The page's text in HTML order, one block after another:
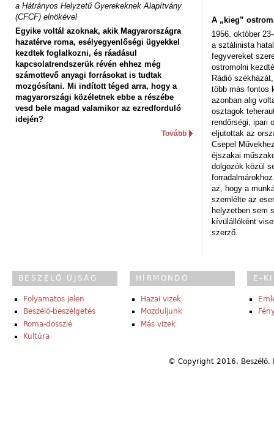
a Hátrányos Helyzetű Gyerekeknek Alapítvány
(CFCF) elnökével
Egyike voltál azoknak, akik Magyarországra
hazatérve roma, esélyegyenlőségi ügyekkel
kezdtek foglalkozni, és ráadásul
kapcsolatrendszerük révén ehhez még
számottevő anyagi forrásokat is tudtak
mozgósítani. Mi indított téged arra, hogy a
magyarországi közéletnek ebbe a részébe
vesd bele magad valamikor az ezredforduló
idején?
Tovább
A „kieg”
1956. október
a sztálinista
fegyvereket
ostromolni
Rádió
több más fontos
azonban alig
osztagok
rendőrségi, ipari
eljutottak az
Csepel
éjszakai
dolgozók közül
az, hogy a
szemlélte az
helyzetben sem
kívülállóként
szerző.
BESZÉLŐ ÚJSÁG
Folyamatos jelen
Beszélő-beszélgetés
Roma-dosszié
Kultúra
HÍRMONDÓ
Hazai vizek
Mozduljunk
Más vizek
E-
© Copyright 2016,